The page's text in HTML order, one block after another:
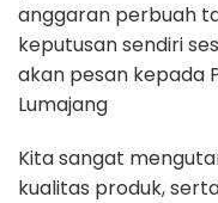
anggaran perbuah
keputusan sendiri
akan pesan kepada
Lumajang
Kita sangat
kualitas produk,